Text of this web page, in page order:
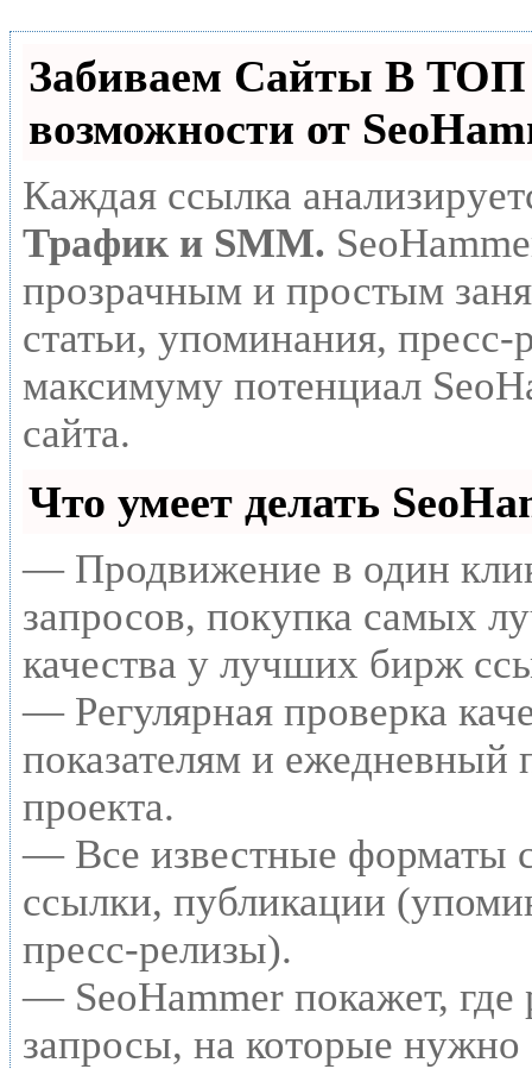
Забиваем Сайты В
возможности от
Каждая ссылка
Трафик и SMM.
прозрачным и простым
статьи, упоминания,
максимуму потенциал
сайта.
Что умеет делать
— Продвижение в один
запросов, покупка самых
качества у лучших бирж
— Регулярная проверка
показателям и ежедневный
проекта.
— Все известные форматы
ссылки, публикации
пресс-релизы).
— SeoHammer покажет, где
запросы, на которые нужно